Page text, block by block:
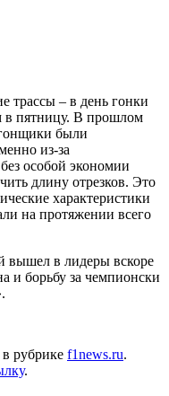
трассы – в день гонки
в пятницу. В прошлом
были
из-за
особой экономии
длину отрезков. Это
характеристики
на протяжении всего
вышел в лидеры вскоре
и борьбу за чемпионски
в рубрике f1news.ru.
.